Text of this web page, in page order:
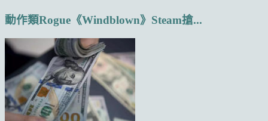
動作類Rogue《Windblown》Steam搶...